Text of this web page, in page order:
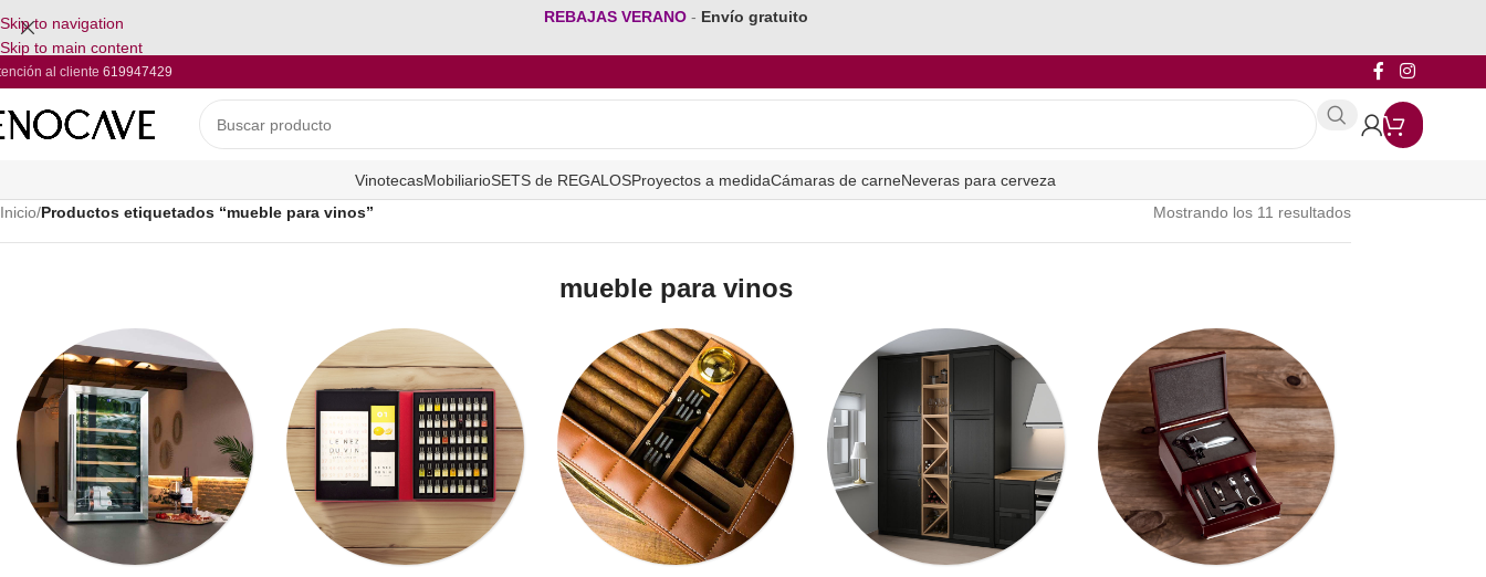
Skip to navigation
Skip to main content
REBAJAS VERANO - Envío gratuito
al cliente 619947429
VinotecasMobiliarioSETS de REGALOSProyectos a medidaCámaras de carneNeveras para cerveza
Inicio/Productos etiquetados “mueble para vinos” Mostrando los 11 resultados
mueble para vinos